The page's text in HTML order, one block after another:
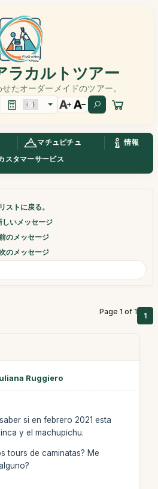
ラカルトツアー
たオーダーメイドのツアー。
マチュピチュ
情報
スタマーサービス
リストに戻る。
しいメッセージ
のメッセージ
のメッセージ
Page 1 of 1 1
Ruggiero
si en febrero 2021 esta
y el machupichu.
tours de caminatas? Me